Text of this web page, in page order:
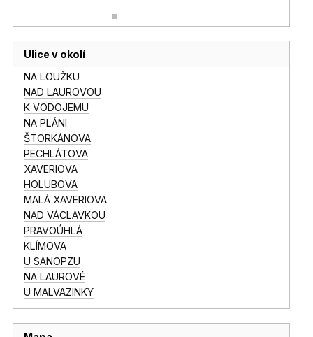
Ulice v okolí
NA LOUŽKU
NAD LAUROVOU
K VODOJEMU
NA PLÁNI
ŠTORKÁNOVA
PECHLÁTOVA
XAVERIOVA
HOLUBOVA
MALÁ XAVERIOVA
NAD VÁCLAVKOU
PRAVOÚHLÁ
KLÍMOVA
U SANOPZU
NA LAUROVÉ
U MALVAZINKY